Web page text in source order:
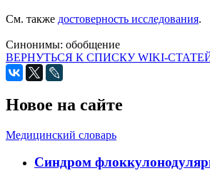
См. также достоверность исследования.
Синонимы: обобщение
ВЕРНУТЬСЯ К СПИСКУ WIKI-
Новое на сайте
Медицинский словарь
Cиндром